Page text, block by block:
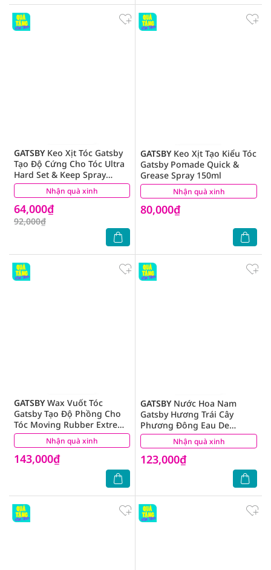
Nhận quà xinh
GATSBYKeo Xịt Tóc Gatsby
Tạo Độ Cứng Cho Tóc Ultra
Hard Set & Keep Spray
250ml
64,000₫
92,000₫
(25) Nhận quà xinh
GATSBYKeo Xịt Tạo Kiểu Tóc
Gatsby Pomade Quick &
Grease Spray 150ml
80,000₫
(1)
Nhận quà xinh
GATSBYWax Vuốt Tóc
Gatsby Tạo Độ Phồng Cho
Tóc Moving Rubber Extreme
Mat 80g
143,000₫
(2) Nhận quà xinh
GATSBYNước Hoa Nam
Gatsby Hương Trái Cây
Phương Đông Eau De
Toilette Blanc Wood 50ml
123,000₫
(1)